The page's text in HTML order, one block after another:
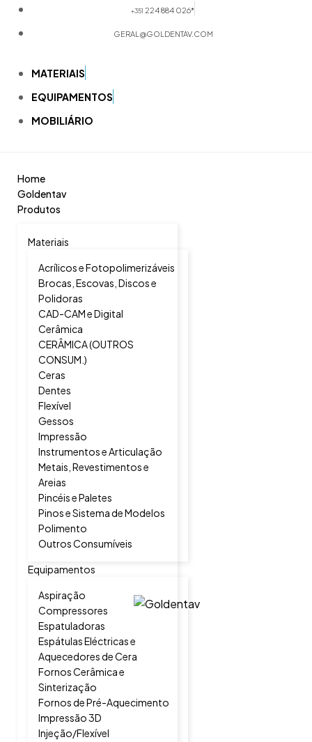
+351 224 884 026*
GERAL@GOLDENTAV.COM
MATERIAIS
EQUIPAMENTOS
MOBILIÁRIO
Home
Goldentav
Produtos
Materiais
Acrílicos e Fotopolimerizáveis
Brocas, Escovas, Discos e
Polidoras
CAD-CAM e Digital
Cerâmica
CERÂMICA (OUTROS
CONSUM.)
Ceras
Dentes
Flexível
Gessos
Impressão
Instrumentos e Articulação
Metais, Revestimentos e
Areias
Pincéis e Paletes
Pinos e Sistema de Modelos
Polimento
Outros Consumíveis
Equipamentos
Aspiração
Compressores
Espatuladoras
Espátulas Eléctricas e
Aquecedores de Cera
Fornos Cerâmica e
Sinterização
Fornos de Pré-Aquecimento
Impressão 3D
Injeção/Flexível